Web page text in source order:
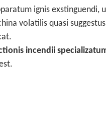
ignis exstinguendi,
volatilis quasi
incendii